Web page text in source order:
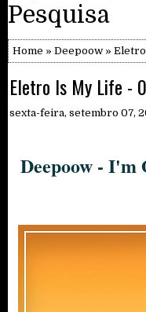
Pesquisa
Home » Deepoow» Eletro
Eletro Is My Life -
sexta-feira, setembro 07,
Deepoow -